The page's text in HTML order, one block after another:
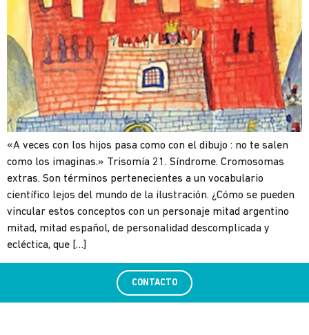
«A veces con los hijos pasa como con el dibujo : no te salen
como los imaginas.» Trisomía 21. Síndrome. Cromosomas
extras. Son términos pertenecientes a un vocabulario
científico lejos del mundo de la ilustración. ¿Cómo se pueden
vincular estos conceptos con un personaje mitad argentino
mitad, mitad español, de personalidad descomplicada y
ecléctica, que […]
CONTACTO